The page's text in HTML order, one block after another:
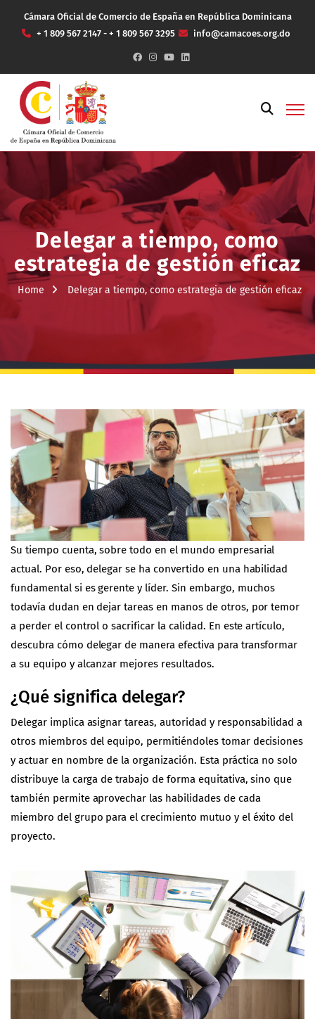
Cámara Oficial de Comercio de España en República Dominicana
+ 1 809 567 2147 - + 1 809 567 3295
info@camacoes.org.do
Delegar a tiempo, como
estrategia de gestión eficaz
Home Delegar a tiempo, como estrategia de gestión eficaz
Su tiempo cuenta, sobre todo en el mundo empresarial
actual. Por eso, delegar se ha convertido en una habilidad
fundamental si es gerente y líder. Sin embargo, muchos
todavía dudan en dejar tareas en manos de otros, por temor
a perder el control o sacrificar la calidad. En este artículo,
descubra cómo delegar de manera efectiva para transformar
a su equipo y alcanzar mejores resultados.
¿Qué significa delegar?
Delegar implica asignar tareas, autoridad y responsabilidad a
otros miembros del equipo, permitiéndoles tomar decisiones
y actuar en nombre de la organización. Esta práctica no solo
distribuye la carga de trabajo de forma equitativa, sino que
también permite aprovechar las habilidades de cada
miembro del grupo para el crecimiento mutuo y el éxito del
proyecto.